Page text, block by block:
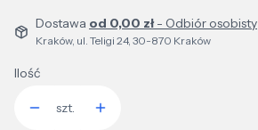
Dostawa od 0,00 zł- Odbiór osobisty
Kraków, ul. Teligi 24, 30-870 Kraków
Ilość
szt.